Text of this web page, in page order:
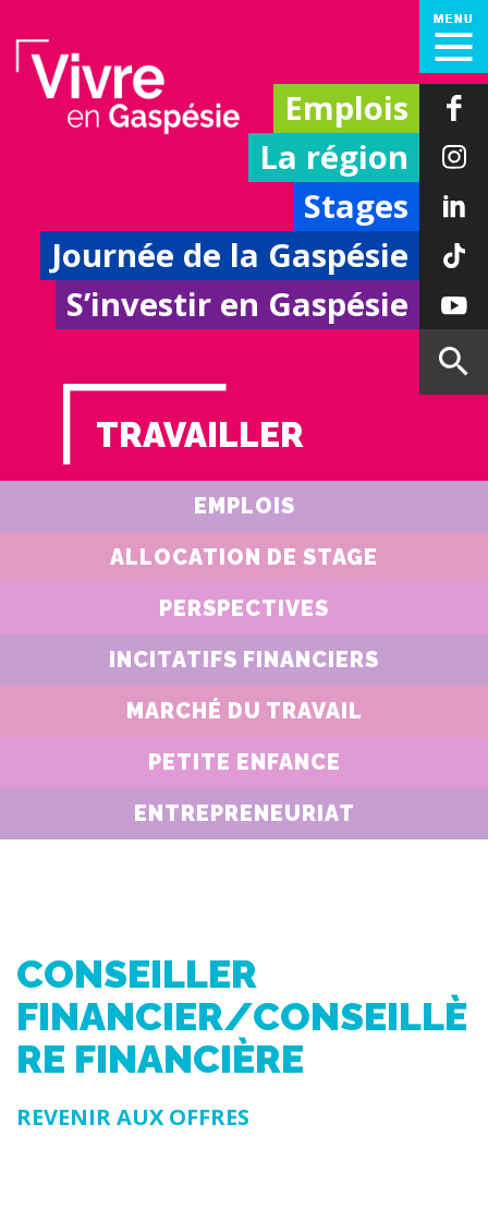
Emplois
La région
Stages
Journée de la Gaspésie
S’investir en Gaspésie
TRAVAILLER
EMPLOIS
ALLOCATION DE STAGE
PERSPECTIVES
INCITATIFS FINANCIERS
MARCHÉ DU TRAVAIL
PETITE ENFANCE
ENTREPRENEURIAT
CONSEILLER
FINANCIER/CONSEILLÈ
RE FINANCIÈRE
REVENIR AUX OFFRES